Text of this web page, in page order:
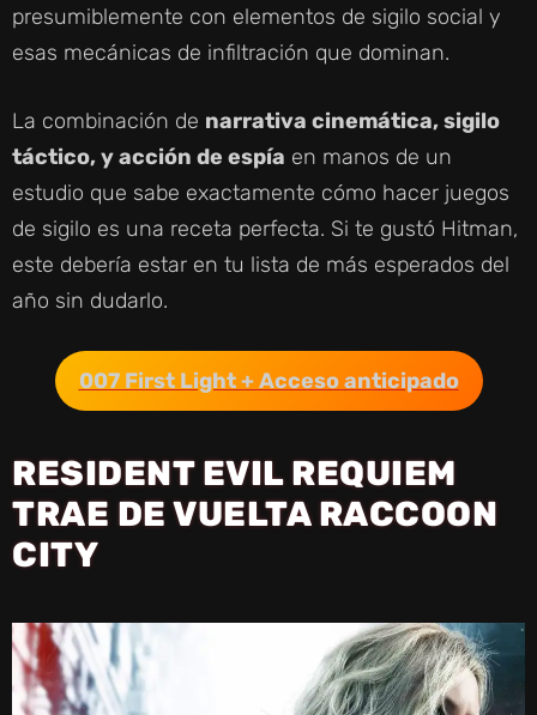
presumiblemente con elementos de sigilo social y
esas mecánicas de infiltración que dominan.
La combinación de narrativa cinemática, sigilo
táctico, y acción de espía en manos de un
estudio que sabe exactamente cómo hacer juegos
de sigilo es una receta perfecta. Si te gustó Hitman,
este debería estar en tu lista de más esperados del
año sin dudarlo.
007 First Light + Acceso anticipado
RESIDENT EVIL REQUIEM
TRAE DE VUELTA RACCOON
CITY